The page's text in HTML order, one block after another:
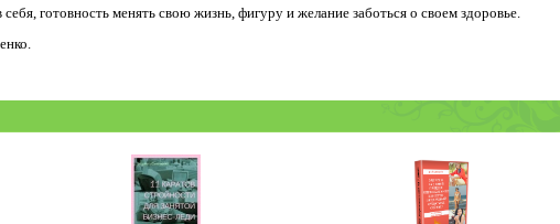
готовность менять свою жизнь, фигуру и желание заботься о своем здоровье.